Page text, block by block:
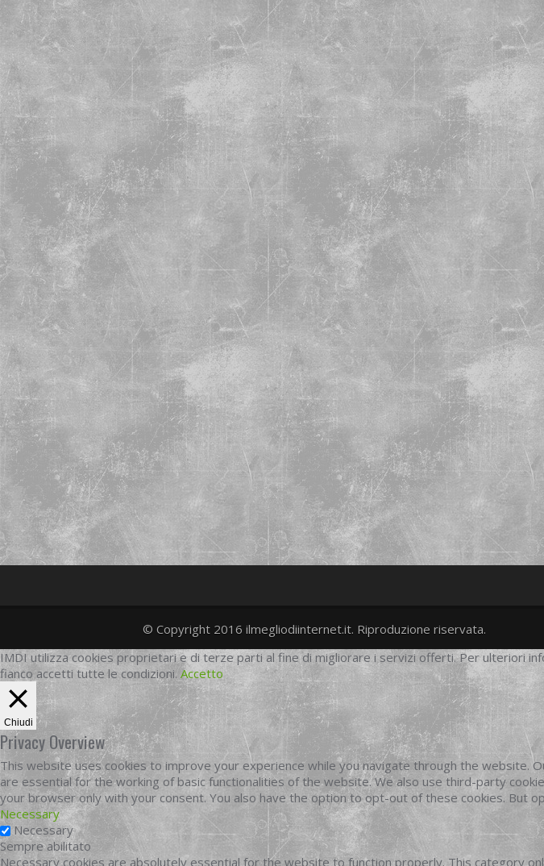
twittergoogleplus
facebook
© Copyright 2016 ilmegliodiinternet.it. Riproduzione riservata.
IMDI utilizza cookies proprietari e di terze parti al fine di migliorare i servizi offerti. Per ulteriori
fianco accetti tutte le condizioni. Accetto
Chiudi
Privacy Overview
This website uses cookies to improve your experience while you navigate through the
are essential for the working of basic functionalities of the website. We also use third-party
your browser only with your consent. You also have the option to opt-out of these cookies. But
Necessary
Necessary
Sempre abilitato
Necessary cookies are absolutely essential for the website to function properly. This category